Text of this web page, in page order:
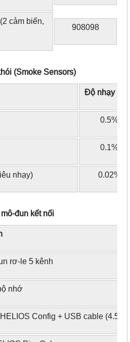
cảm biến,
908098
(Smoke Sensors)
Độ nhạy
0.5%/m
0.1%/m
nhạy) 0.02%/
đun kết nối
rơ-le 5 kênh
nhớ
Config + USB cable (4.5m)